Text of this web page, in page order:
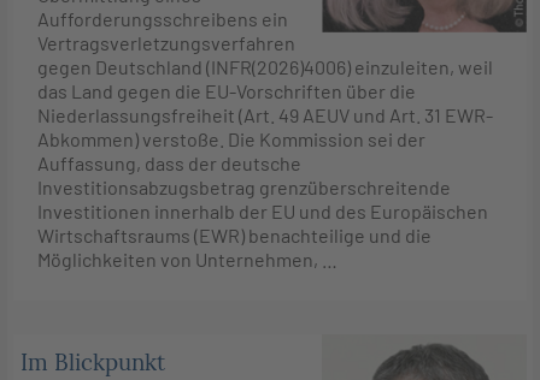
Aufforderungsschreibens ein
Vertragsverletzungsverfahren
gegen Deutschland (INFR(2026)4006) einzuleiten, weil
das Land gegen die EU-Vorschriften über die
Niederlassungsfreiheit (Art. 49 AEUV und Art. 31 EWR-
Abkommen) verstoße. Die Kommission sei der
Auffassung, dass der deutsche
Investitionsabzugsbetrag grenzüberschreitende
Investitionen innerhalb der EU und des Europäischen
Wirtschaftsraums (EWR) benachteilige und die
Möglichkeiten von Unternehmen, …
Im Blickpunkt